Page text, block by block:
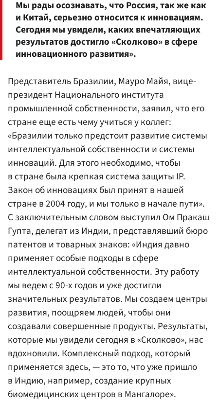
Мы рады осознавать, что Россия, так же как
и Китай, серьезно относится к инновациям.
Сегодня мы увидели, каких впечатляющих
результатов достигло «Сколково» в сфере
инновационного развития».
Представитель Бразилии, Мауро Майя, вице-
президент Национального института
промышленной собственности, заявил, что его
стране еще есть чему учиться у коллег:
«Бразилии только предстоит развитие системы
интеллектуальной собственности и системы
инноваций. Для этого необходимо, чтобы
в стране была крепкая система защиты IP.
Закон об инновациях был принят в нашей
стране в 2004 году, и мы только в начале пути».
С заключительным словом выступил Ом Пракаш
Гупта, делегат из Индии, представлявший бюро
патентов и товарных знаков: «Индия давно
применяет особые подходы в сфере
интеллектуальной собственности. Эту работу
мы ведем с 90-х годов и уже достигли
значительных результатов. Мы создаем центры
развития, поощряем людей, чтобы они
создавали совершенные продукты. Результаты,
которые мы увидели сегодня в «Сколково», нас
вдохновили. Комплексный подход, который
применяется здесь, — это то, что уже пришло
в Индию, например, создание крупных
биомедицинских центров в Мангалоре».